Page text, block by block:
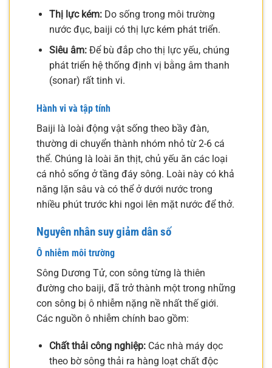
Thị lực kém:Do sống trong môi trường
nước đục, baiji có thị lực kém phát triển.
Siêu âm:Để bù đắp cho thị lực yếu, chúng
phát triển hệ thống định vị bằng âm thanh
(sonar) rất tinh vi.
Hành vi và tập tính
Baiji là loài động vật sống theo bầy đàn,
thường di chuyển thành nhóm nhỏ từ 2-6 cá
thể. Chúng là loài ăn thịt, chủ yếu ăn các loại
cá nhỏ sống ở tầng đáy sông. Loài này có khả
năng lặn sâu và có thể ở dưới nước trong
nhiều phút trước khi ngoi lên mặt nước để thở.
Nguyên nhân suy giảm dân số
Ô nhiễm môi trường
Sông Dương Tử, con sông từng là thiên
đường cho baiji, đã trở thành một trong những
con sông bị ô nhiễm nặng nề nhất thế giới.
Các nguồn ô nhiễm chính bao gồm:
Chất thải công nghiệp:Các nhà máy dọc
theo bờ sông thải ra hàng loạt chất độc